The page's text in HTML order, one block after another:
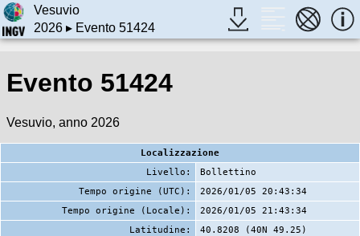
Vesuvio
2026▸ Evento 51424
Evento 51424
Vesuvio, anno 2026
Localizzazione
Livello:
Bollettino
Tempo origine (UTC):
2026/01/05 20:43:34
Tempo origine (Locale):
2026/01/05 21:43:34
Latitudine:
40.8208 (40N 49.25)